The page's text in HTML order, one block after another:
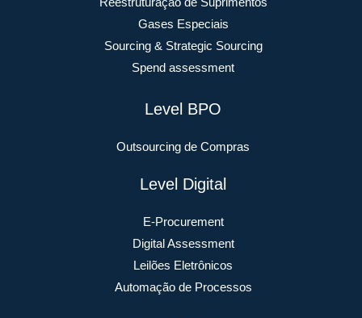
Gases Especiais
Sourcing & Strategic Sourcing
Spend assessment
Level BPO
Outsourcing de Compras
Level Digital
E-Procurement
Digital Assessment
Leilões Eletrônicos
Automação de Processos